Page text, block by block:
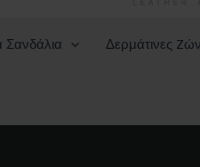
Σανδάλια Δερμάτινες